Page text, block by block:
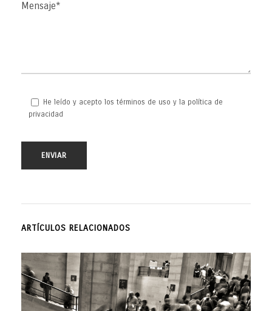
He leído y acepto los términos de uso y la política de
privacidad
ARTÍCULOS RELACIONADOS